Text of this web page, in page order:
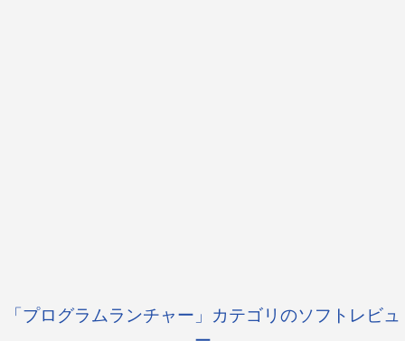
「プログラムランチャー」カテゴリのソフトレビュ